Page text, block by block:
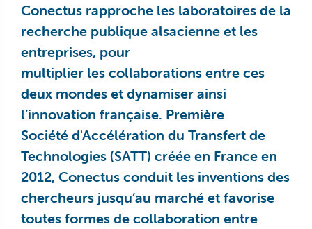
Conectus rapproche les laboratoires de la
recherche publique alsacienne et les
entreprises, pour
multiplier les collaborations entre ces
deux mondes et dynamiser ainsi
l’innovation française. Première
Société d'Accélération du Transfert de
Technologies (SATT) créée en France en
2012, Conectus conduit les inventions des
chercheurs jusqu’au marché et favorise
toutes formes de collaboration entre